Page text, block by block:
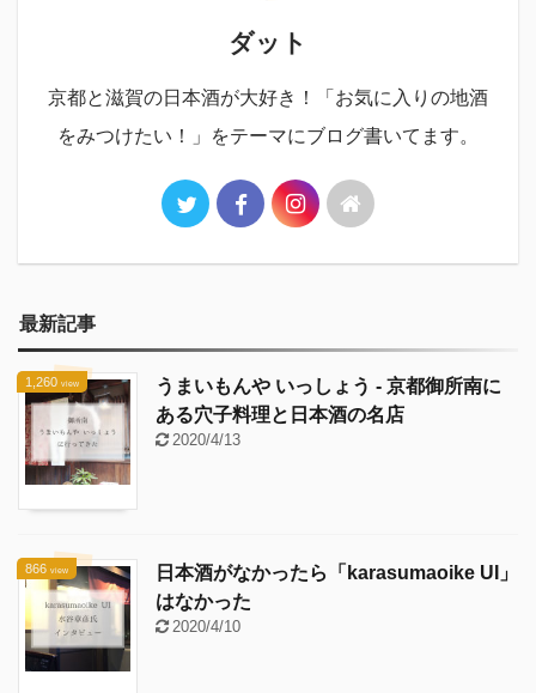
ダット
京都と滋賀の日本酒が大好き！「お気に入りの地酒
をみつけたい！」をテーマにブログ書いてます。
最新記事
1,260 view
うまいもんや いっしょう - 京都御所南に
ある穴子料理と日本酒の名店
2020/4/13
866 view
日本酒がなかったら「karasumaoike UI」
はなかった
2020/4/10